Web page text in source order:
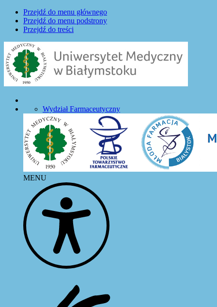
Przejdź do menu głównego
Przejdź do menu podstrony
Przejdź do treści
Wydział Farmaceutyczny
MENU